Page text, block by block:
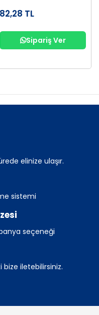
82,28 TL
Sipariş Ver
elinize ulaşır.
sistemi
seçeneği
bize iletebilirsiniz.